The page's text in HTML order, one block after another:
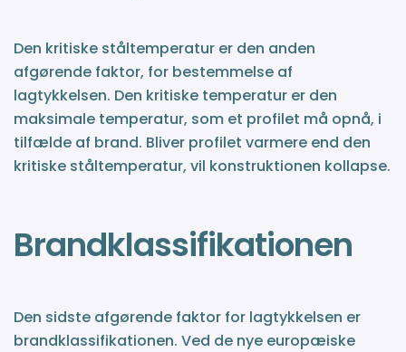
Den kritiske ståltemperatur er den anden
afgørende faktor, for bestemmelse af
lagtykkelsen. Den kritiske temperatur er den
maksimale temperatur, som et profilet må opnå, i
tilfælde af brand. Bliver profilet varmere end den
kritiske ståltemperatur, vil konstruktionen kollapse.
Brandklassifikationen
Den sidste afgørende faktor for lagtykkelsen er
brandklassifikationen. Ved de nye europæiske